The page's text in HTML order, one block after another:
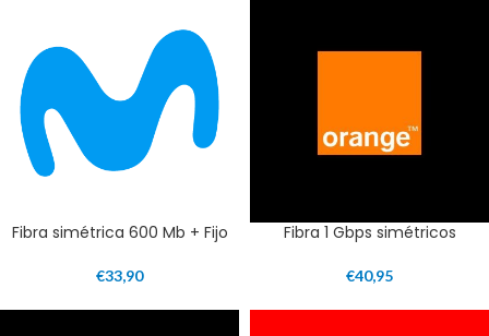
Fibra simétrica 600 Mb + Fijo
€33,90
Fibra 1 Gbps simétricos
€40,95